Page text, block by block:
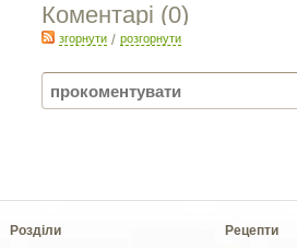
Коментарі (0)
згорнути/ розгорнути
Розділи Рецепти